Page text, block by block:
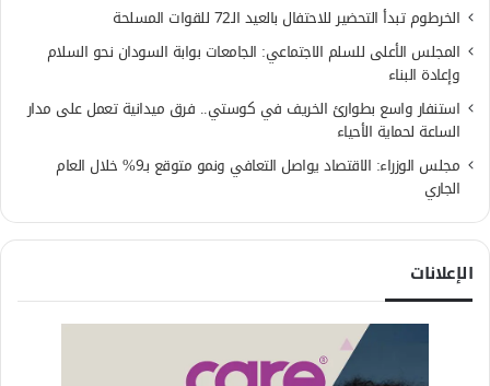
الخرطوم تبدأ التحضير للاحتفال بالعيد الـ72 للقوات المسلحة
المجلس الأعلى للسلم الاجتماعي: الجامعات بوابة السودان نحو السلام
وإعادة البناء
استنفار واسع بطوارئ الخريف في كوستي.. فرق ميدانية تعمل على مدار
الساعة لحماية الأحياء
مجلس الوزراء: الاقتصاد يواصل التعافي ونمو متوقع بـ9% خلال العام
الجاري
الإعلانات